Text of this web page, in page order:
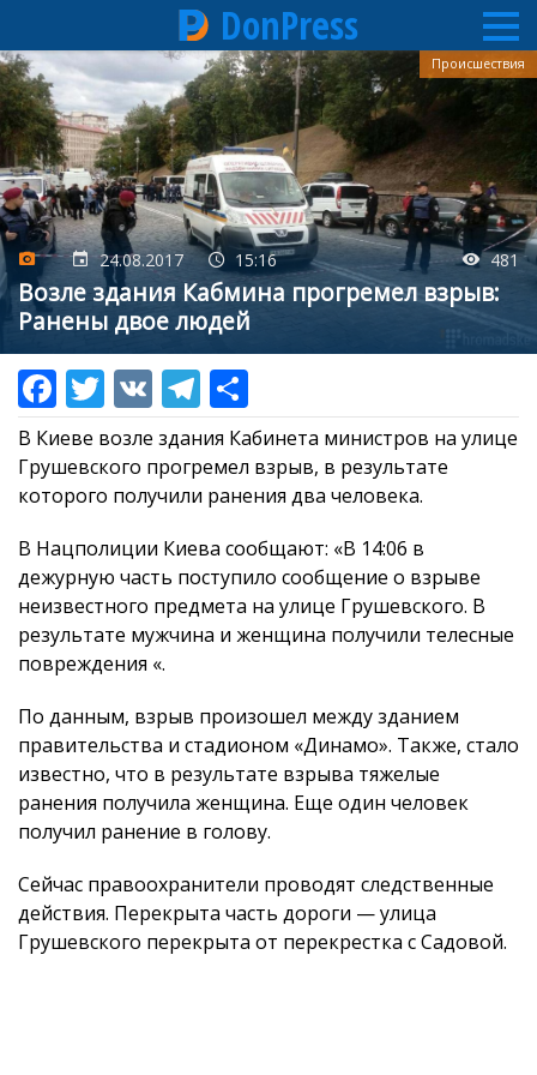
Перейти
к
основному
содержанию
DonPress
24.08.2017 15:16 481
Возле здания Кабмина прогремел взрыв:
Ранены двое людей
Происшествия
В Киеве возле здания Кабинета министров на улице
Грушевского прогремел взрыв, в результате
которого получили ранения два человека.
В Нацполиции Киева сообщают: «В 14:06 в
дежурную часть поступило сообщение о взрыве
неизвестного предмета на улице Грушевского. В
результате мужчина и женщина получили телесные
повреждения «.
По данным, взрыв произошел между зданием
правительства и стадионом «Динамо». Также, стало
известно, что в результате взрыва тяжелые
ранения получила женщина. Еще один человек
получил ранение в голову.
Сейчас правоохранители проводят следственные
действия. Перекрыта часть дороги — улица
Грушевского перекрыта от перекрестка с Садовой.